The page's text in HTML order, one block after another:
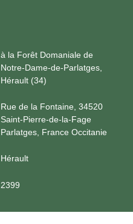
à la Forêt Domaniale de
Notre-Dame-de-Parlatges,
Hérault (34)
Rue de la Fontaine, 34520
Saint-Pierre-de-la-Fage
Parlatges, France Occitanie
Hérault
2399